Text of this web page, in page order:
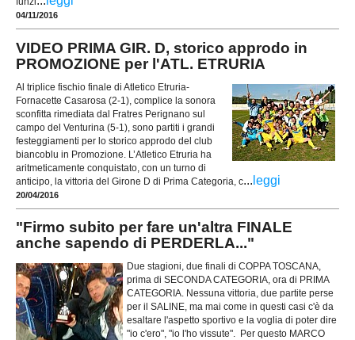
04/11/2016
VIDEO PRIMA GIR. D, storico approdo in
PROMOZIONE per l'ATL. ETRURIA
Al triplice fischio finale di Atletico Etruria-
Fornacette Casarosa (2-1), complice la sonora
sconfitta rimediata dal Fratres Perignano sul
campo del Venturina (5-1), sono partiti i grandi
festeggiamenti per lo storico approdo del club
biancoblu in Promozione. L’Atletico Etruria ha
aritmeticamente conquistato, con un turno di
anticipo, la vittoria del Girone D di Prima Categoria, c... leggi
20/04/2016
"Firmo subito per fare un'altra FINALE
anche sapendo di PERDERLA..."
Due stagioni, due finali di COPPA TOSCANA,
prima di SECONDA CATEGORIA, ora di PRIMA
CATEGORIA. Nessuna vittoria, due partite perse
per il SALINE, ma mai come in questi casi c'è da
esaltare l'aspetto sportivo e la voglia di poter dire
"io c'ero", "io l'ho vissute". Per questo MARCO